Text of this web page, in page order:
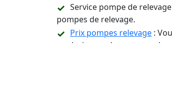
Service pompe de
pompes de relevage.
Prix pompes relevage :
un devis pour les pompes de